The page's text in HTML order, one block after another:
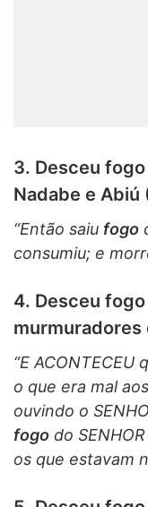
3. Desceu
Nadabe e Abiú
“Então saiu fogo
consumiu; e
4. Desceu
murmuradores
“E
o que era mal
ouvindo o
fogo do
os que estavam